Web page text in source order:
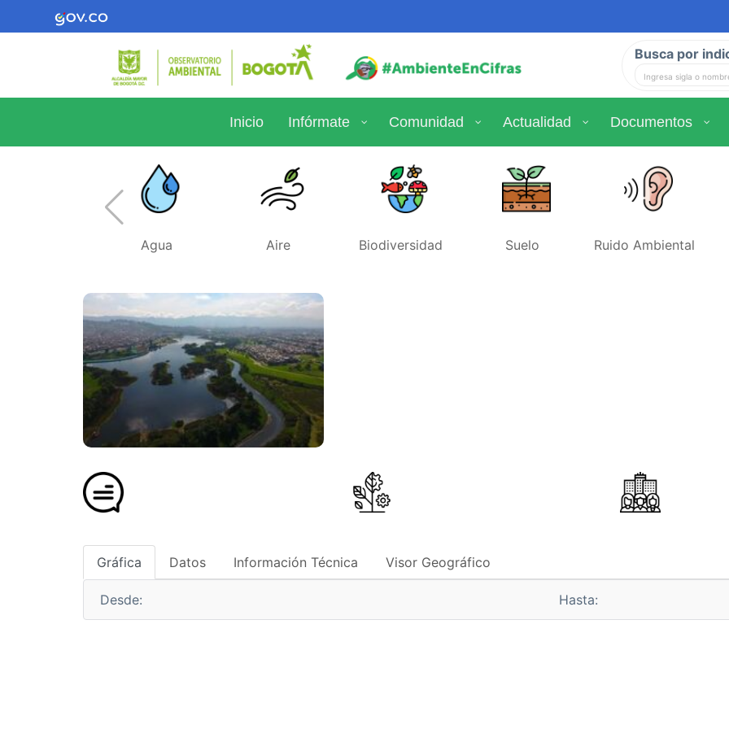
Busca por
Inicio Infórmate Comunidad Actualidad Documentos
Agua Aire Biodiversidad Suelo Ruido Ambiental
Gráfica Datos Información Técnica Visor Geográfico
Desde: Hasta: